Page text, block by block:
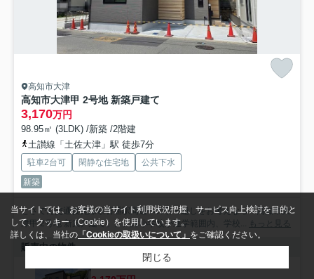
高知市大津
高知市大津甲 2号地 新築戸建て
3,170万円
98.95㎡ (3LDK) /新築 /2階建
土讃線「土佐大津」駅 徒歩7分
駐車2台可 閑静な住宅地
公共下水
新築
とさでん交通後免線領石通駅周辺への引っ越しをお考えなら「高知市大
津甲 2号地 新築戸建て」。大津小学校が通学範囲内、学校...
もっと見る
販売中の物件
当サイトでは、お客様の当サイト利用状況把握、サービス向上検討を目的と
して、クッキー（Cookie）を使用しています。
詳しくは、当社の 「Cookieの取扱いについて」 をご確認ください。
閉じる